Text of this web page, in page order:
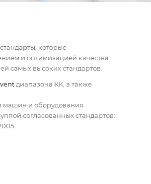
которые
и оптимизацией качества
самых высоких стандартов.
диапазона КК, а также
машин и оборудования
согласованных стандартов: